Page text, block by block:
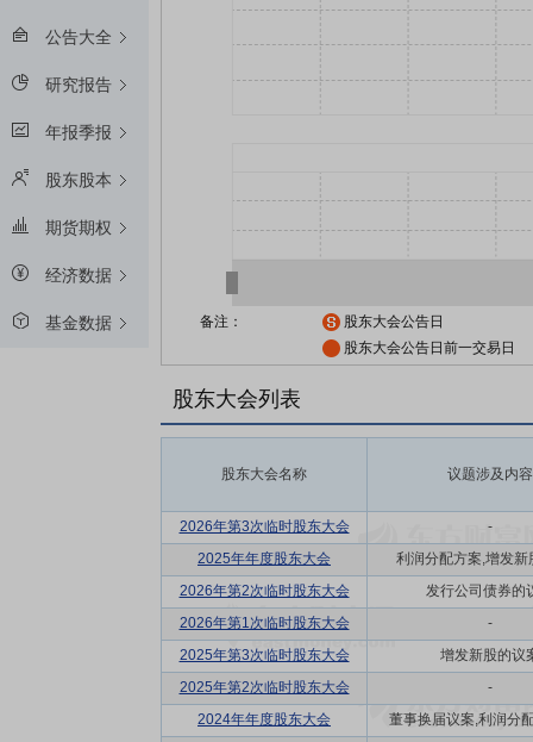
公告大全
研究报告
年报季报
股东股本
期货期权
经济数据
基金数据 备注：
股东大会公告日
股东大会公告日前一交易日
股东大会列表
股东大会名称 议题涉及内容
2026年第3次临时股东大会
-
2025年年度股东大会
利润分配方案,增发新
2026年第2次临时股东大会
发行公司债券的
2026年第1次临时股东大会
-
2025年第3次临时股东大会
增发新股的议
2025年第2次临时股东大会
-
2024年年度股东大会
董事换届议案,利润分